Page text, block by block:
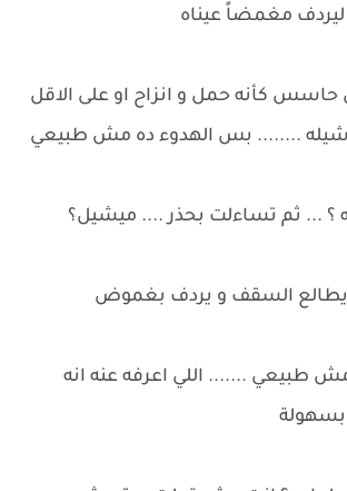
مغمضاً عيناه
كأنه حمل و انزاح او على الاقل
........ بس الهدوء ده مش طبيعي
؟ ... ثم تساءلت بحذر .... ميشيل؟
يطالع السقف و يردف بغموض
طبيعي ....... اللي اعرفه عنه انه